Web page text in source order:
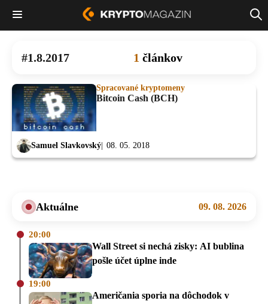
1.8.2017 1 článkov
Spracované kryptomeny
Bitcoin Cash (BCH)
Samuel Slavkovský 08. 05. 2018
Aktuálne 09. 08. 2026
20:00
Wall Street si nechá zisky: AI bublina
pošle účet úplne inde
19:00
Američania sporia na dôchodok v